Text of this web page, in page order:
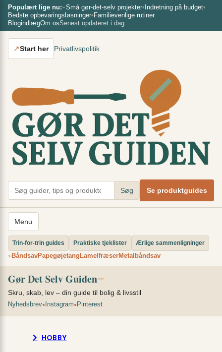
Spring
indhold
Populært lige nu:⌁Små gør-det-selv projekter• Indretning på budget•
Bedste opbevaringsløsninger• Familievenlige rutiner
BlogindlægOm osSenest opdateret i dag
↗Start her Privatlivspolitik
Søg Se produktguides
Menu
Trin-for-trin guides Praktiske tjeklister
Ærlige sammenligninger
⌁BåndsavPapegøjetang LamelfræserMetalbåndsav
Gør Det Selv Guiden—
Skru, skab, lev – din guide til bolig & livsstil
Nyhedsbrev• Instagram• Pinterest
HOBBY